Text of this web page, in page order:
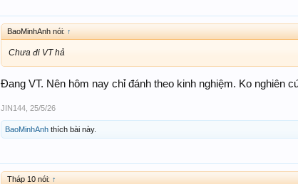
BaoMinhAnh nói: ↑
Chưa đi VT hả
Đang VT. Nên hôm nay chỉ đánh theo kinh nghiệm. Ko nghiên
JIN144 25/5/26
BaoMinhAnh thích bài này.
Tháp 10 nói: ↑